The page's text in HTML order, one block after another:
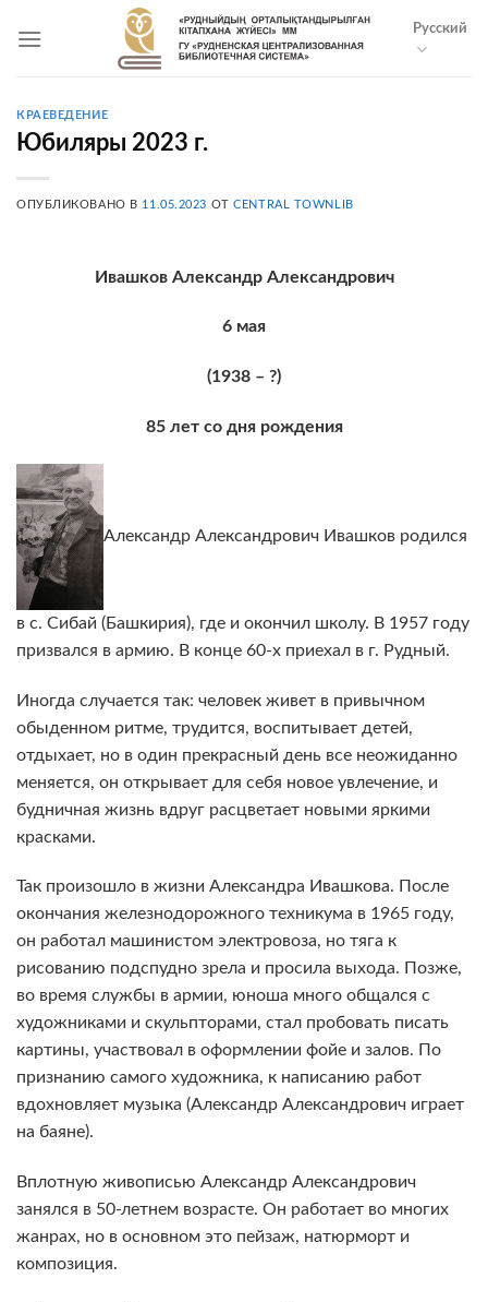
Русский
КРАЕВЕДЕНИЕ
Юбиляры 2023 г.
ОПУБЛИКОВАНО В 11.05.2023 ОТCENTRAL TOWNLIB
Ивашков Александр Александрович
6 мая
(1938 – ?)
85 лет со дня рождения
Александр Александрович Ивашков родился
в с. Сибай (Башкирия), где и окончил школу. В 1957 году
призвался в армию. В конце 60-х приехал в г. Рудный.
Иногда случается так: человек живет в привычном
обыденном ритме, трудится, воспитывает детей,
отдыхает, но в один прекрасный день все неожиданно
меняется, он открывает для себя новое увлечение, и
будничная жизнь вдруг расцветает новыми яркими
красками.
Так произошло в жизни Александра Ивашкова. После
окончания железнодорожного техникума в 1965 году,
он работал машинистом электровоза, но тяга к
рисованию подспудно зрела и просила выхода. Позже,
во время службы в армии, юноша много общался с
художниками и скульпторами, стал пробовать писать
картины, участвовал в оформлении фойе и залов. По
признанию самого художника, к написанию работ
вдохновляет музыка (Александр Александрович играет
на баяне).
Вплотную живописью Александр Александрович
занялся в 50-летнем возрасте. Он работает во многих
жанрах, но в основном это пейзаж, натюрморт и
композиция.